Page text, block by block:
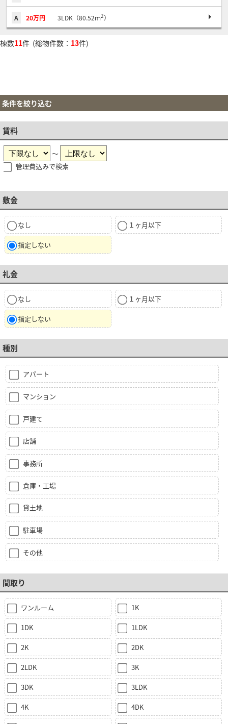
A 20万円 3LDK（80.52ｍ2）
棟数11件 (総物件数： 13件)
条件を絞り込む
賃料
～
管理費込みで検索
敷金
なし １ヶ月以下
指定しない
礼金
なし １ヶ月以下
指定しない
種別
アパート
マンション
戸建て
店舗
事務所
倉庫・工場
貸土地
駐車場
その他
間取り
ワンルーム 1K
1DK 1LDK
2K 2DK
2LDK 3K
3DK 3LDK
4K 4DK